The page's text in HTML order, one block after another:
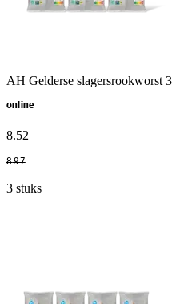
AH Gelderse slagersrookworst
online
8.52
8.97
3 stuks